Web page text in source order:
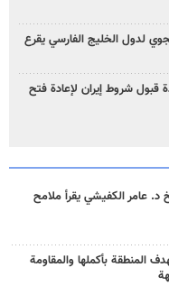
لدول الخليج الفارسي يقرع
قبول شروط إيران لإعادة فتح
عامر الكفيشي يقرأ ملامح
المنطقة بأكملها والمقاومة